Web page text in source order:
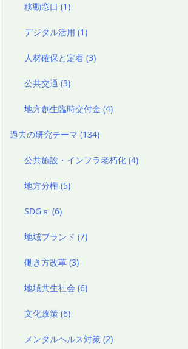
移動窓口(1)
デジタル活用(1)
人材確保と定着(3)
公共交通(3)
地方創生臨時交付金(4)
過去の研究テーマ (134)
公共施設・インフラ老朽化(4)
地方分権(5)
SDGｓ(6)
地域ブランド(7)
働き方改革(3)
地域共生社会(6)
文化政策(6)
メンタルヘルス対策(2)